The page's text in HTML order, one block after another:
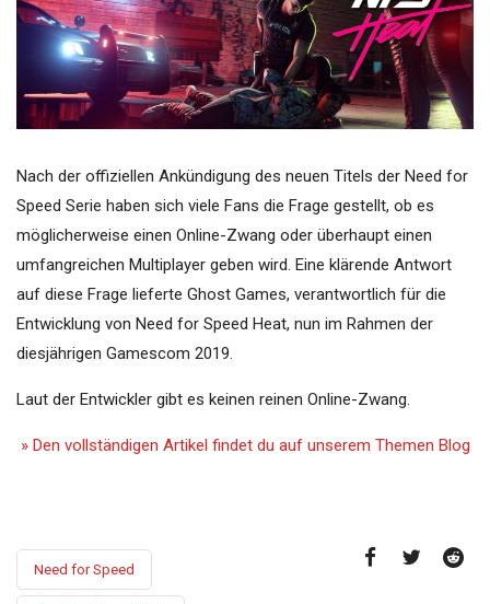
Nach der offiziellen Ankündigung des neuen Titels der Need for
Speed Serie haben sich viele Fans die Frage gestellt, ob es
möglicherweise einen Online-Zwang oder überhaupt einen
umfangreichen Multiplayer geben wird. Eine klärende Antwort
auf diese Frage lieferte Ghost Games, verantwortlich für die
Entwicklung von Need for Speed Heat, nun im Rahmen der
diesjährigen Gamescom 2019.
Laut der Entwickler gibt es keinen reinen Online-Zwang.
» Den vollständigen Artikel findet du auf unserem Themen Blog
Need for Speed